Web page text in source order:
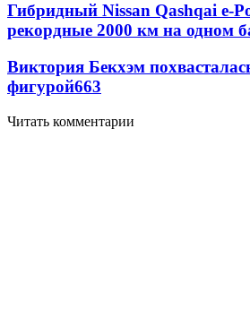
Гибридный Nissan Qashqai e-
рекордные 2000 км на одном
Виктория Бекхэм
фигурой663
Читать комментарии